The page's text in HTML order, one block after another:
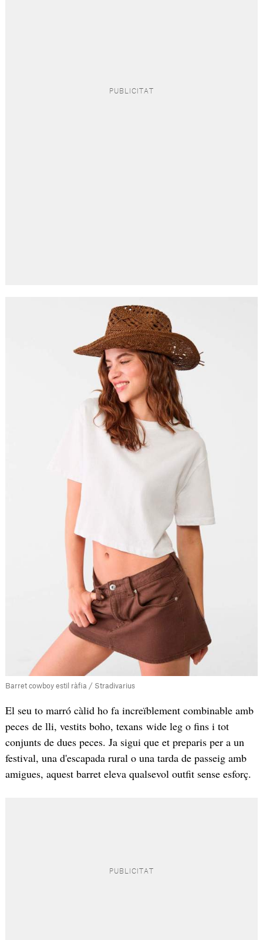
Barret cowboy estil ràfia / Stradivarius
El seu to marró càlid ho fa increïblement combinable amb
peces de lli, vestits boho, texans wide leg o fins i tot
conjunts de dues peces. Ja sigui que et preparis per a un
festival, una d'escapada rural o una tarda de passeig amb
amigues, aquest barret eleva qualsevol outfit sense esforç.